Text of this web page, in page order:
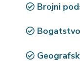
Brojni